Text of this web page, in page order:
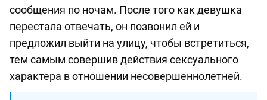
сообщения по ночам. После того как девушка
перестала отвечать, он позвонил ей и
предложил выйти на улицу, чтобы встретиться,
тем самым совершив действия сексуального
характера в отношении несовершеннолетней.